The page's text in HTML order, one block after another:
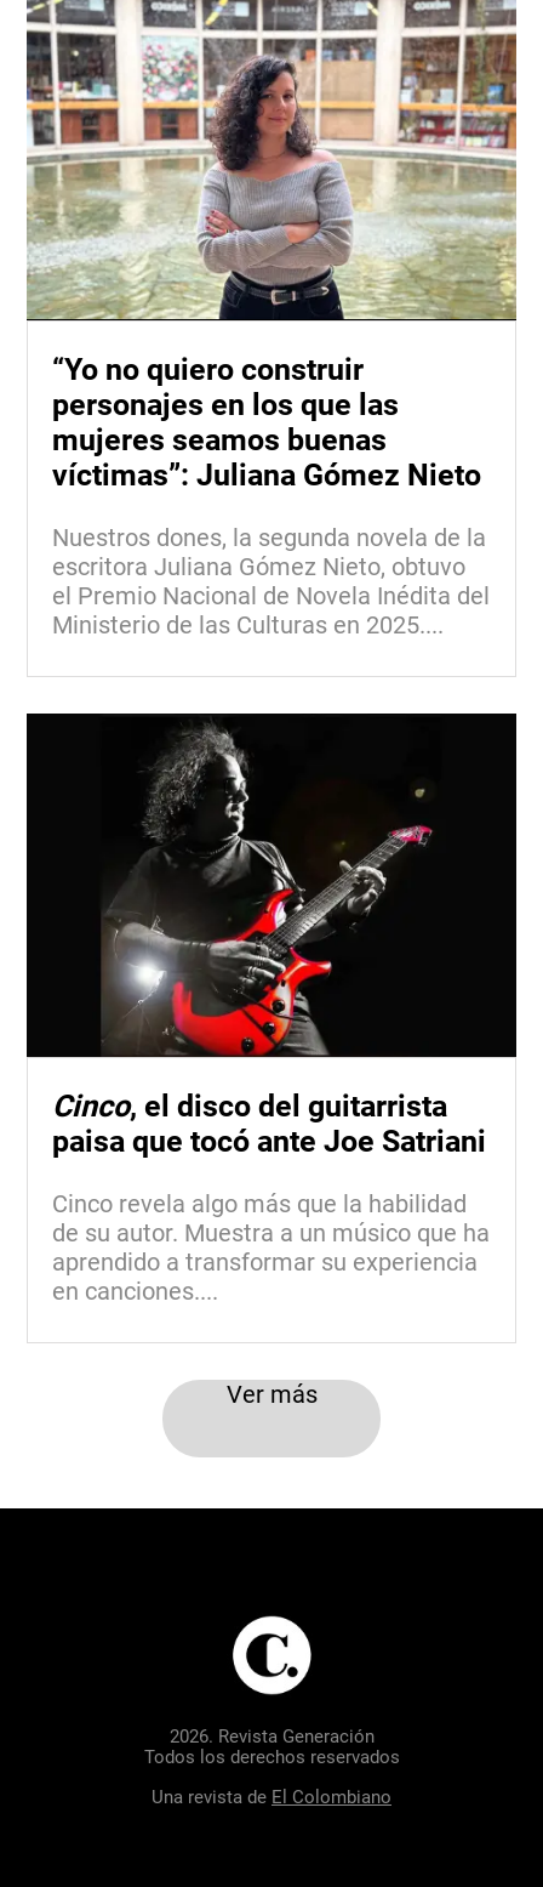
“Yo no quiero construir
personajes en los que las
mujeres seamos buenas
víctimas”: Juliana Gómez Nieto
Nuestros dones, la segunda novela de la
escritora Juliana Gómez Nieto, obtuvo
el Premio Nacional de Novela Inédita del
Ministerio de las Culturas en 2025....
Cinco, el disco del guitarrista
paisa que tocó ante Joe Satriani
Cinco revela algo más que la habilidad
de su autor. Muestra a un músico que ha
aprendido a transformar su experiencia
en canciones....
Ver más
2026. Revista Generación
Todos los derechos reservados
Una revista de El Colombiano